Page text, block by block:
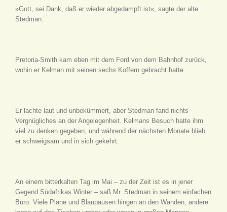
»Gott, sei Dank, daß er wieder abgedampft ist«, sagte der alte
Stedman.
Pretoria-Smith kam eben mit dem Ford von dem Bahnhof zurück,
wohin er Kelman mit seinen sechs Koffern gebracht hatte.
Er lachte laut und unbekümmert, aber Stedman fand nichts
Vergnügliches an der Angelegenheit. Kelmans Besuch hatte ihm
viel zu denken gegeben, und während der nächsten Monate blieb
er schweigsam und in sich gekehrt.
An einem bitterkalten Tag im Mai – zu der Zeit ist es in jener
Gegend Südafrikas Winter – saß Mr. Stedman in seinem einfachen
Büro. Viele Pläne und Blaupausen hingen an den Wanden, andere